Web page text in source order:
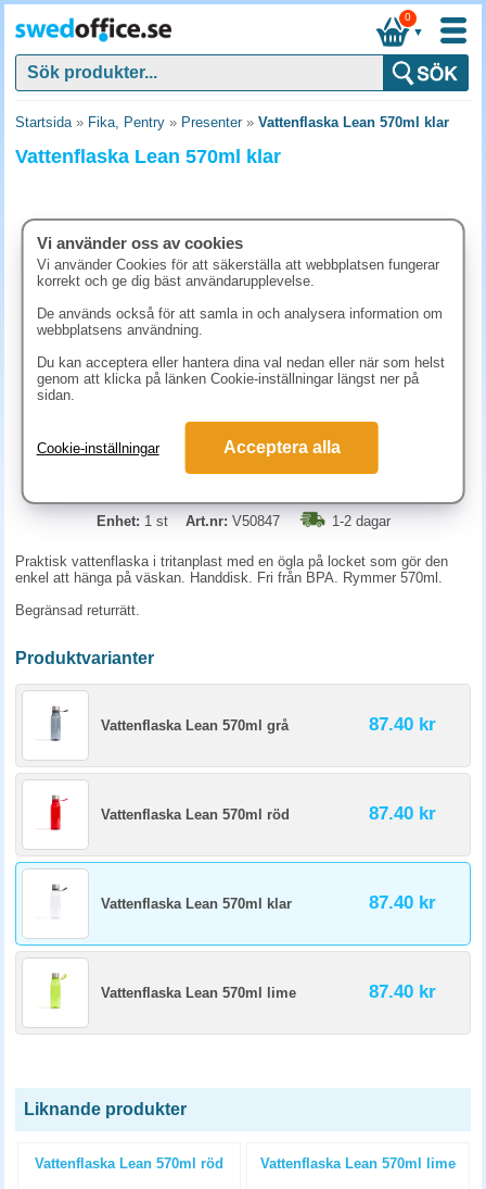
▼
0
Startsida» Fika, Pentry » Presenter» Vattenflaska Lean 570ml klar
Vattenflaska Lean 570ml klar
87.40 kr
KÖP
Enhet: 1 st Art.nr: V50847 1-2 dagar
Praktisk vattenflaska i tritanplast med en ögla på locket som gör den
enkel att hänga på väskan. Handdisk. Fri från BPA. Rymmer 570ml.
Begränsad returrätt.
Produktvarianter
Vattenflaska Lean 570ml grå 87.40 kr
Vattenflaska Lean 570ml röd 87.40 kr
Vattenflaska Lean 570ml klar 87.40 kr
Vattenflaska Lean 570ml lime 87.40 kr
Liknande produkter
Vattenflaska Lean 570ml röd Vattenflaska Lean 570ml lime
Vi använder oss av cookies
Vi använder Cookies för att säkerställa att webbplatsen fungerar
korrekt och ge dig bäst användarupplevelse.
De används också för att samla in och analysera information om
webbplatsens användning.
Du kan acceptera eller hantera dina val nedan eller när som helst
genom att klicka på länken Cookie-inställningar längst ner på
sidan.
Cookie-inställningar Acceptera alla